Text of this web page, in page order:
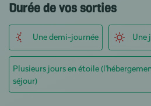
Durée de vos sorties
Une demi-journée Une
Plusieurs jours en étoile
séjour)